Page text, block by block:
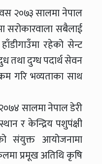
२०७३ सालमा नेपाल
सरोकारवाला सबैलाई
रहेको सेन्ट
दुध तथा दुग्ध पदार्थ सेवन
गरि भव्यताका साथ
सालमा नेपाल डेरी
र केन्द्रिय पशुपंक्षी
संयुक्त आयोजनामा
प्रमूख अतिथि कृषि